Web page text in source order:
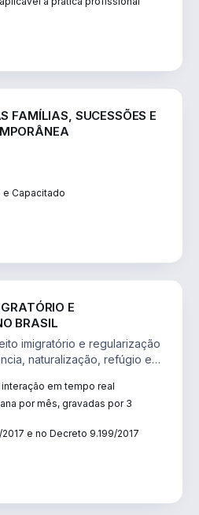
FAMÍLIAS, SUCESSÕES E
e Capacitado
E
BRASIL
imigratório e regularização
naturalização, refúgio e
em tempo real
por mês, gravadas por 3
e no Decreto 9.199/2017